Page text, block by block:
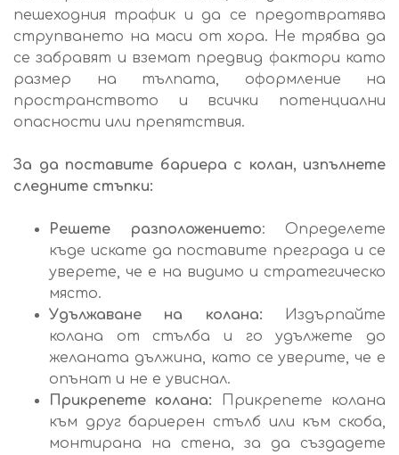
пешеходния трафик и да се предотвратява
струпването на маси от хора. Не трябва да
се забравят и вземат предвид фактори като
размер на тълпата, оформление на
пространството и всички потенциални
опасности или препятствия.
За да поставите бариера с колан, изпълнете
следните стъпки:
Решете разположението: Определете
къде искате да поставите преграда и се
уверете, че е на видимо и стратегическо
място.
Удължаване на колана: Издърпайте
колана от стълба и го удължете до
желаната дължина, като се уверите, че е
опънат и не е увиснал.
Прикрепете колана: Прикрепете колана
към друг бариерен стълб или към скоба,
монтирана на стена, за да създадете